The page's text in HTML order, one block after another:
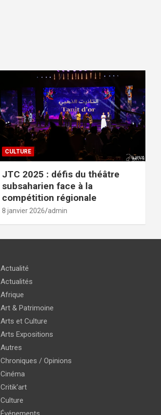
CULTURE
JTC 2025 : défis du théâtre
subsaharien face à la
compétition régionale
8 janvier 2026 admin
Actualité
Actualités
Afrique
Art & Patrimoine
Arts et Culture
Arts Expositions
Autres
Chroniques / Opinions
Cinéma
Critik'art
Culture